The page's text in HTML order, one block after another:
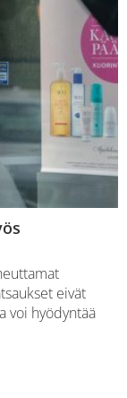
eivät
voi hyödyntää